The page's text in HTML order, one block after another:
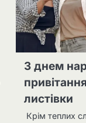
З днем
листівки
Крім теплих